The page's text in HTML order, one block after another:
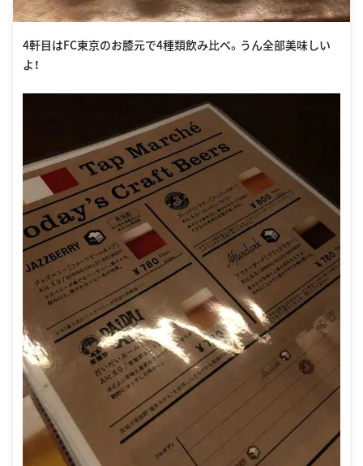
4軒目はFC東京のお膝元で4種類飲み比べ。うん全部美味しい
よ！